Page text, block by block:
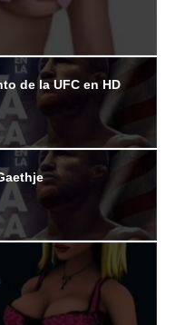
de la UFC en HD